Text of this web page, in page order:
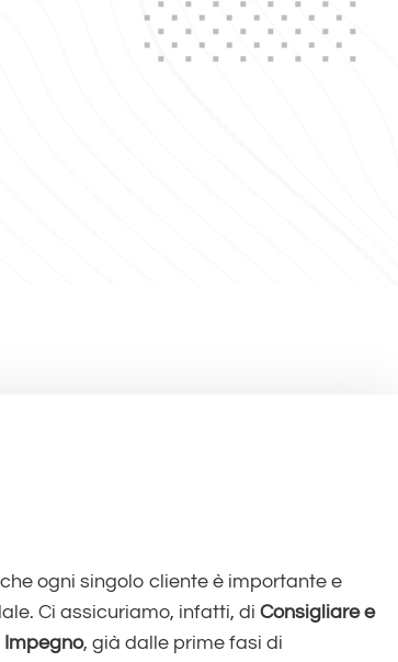
ogni singolo cliente è importante e
Ci assicuriamo, infatti, di Consigliare e
Impegno, già dalle prime fasi di